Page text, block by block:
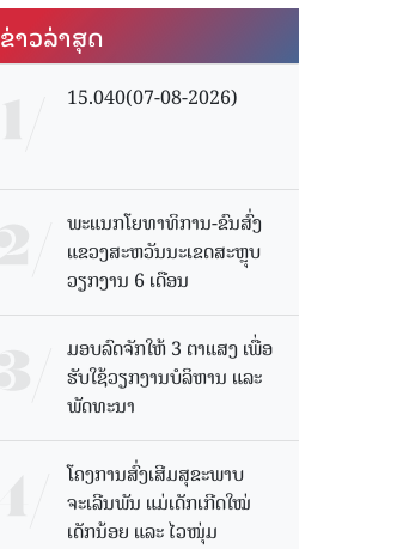
ຂ່າວ​ລ່າ​ສຸດ
15.040(07-08-2026)
ພະແນກໂຍທາທິການ-ຂົນສົ່ງ
ແຂວງສະຫວັນນະເຂດສະຫຼຸບ
ວຽກງານ 6 ເດືອນ
ມອບລົດຈັກໃຫ້ 3 ຕາແສງ ເພື່ອ
ຮັບໃຊ້ວຽກງານບໍລິຫານ ແລະ
ພັດທະນາ
ໂຄງການສົ່ງເສີມສຸຂະພາບ
ຈະເລີນພັນ ແມ່ເດັກເກີດໃໝ່
ເດັກນ້ອຍ ແລະ ໄວໜຸ່ມ